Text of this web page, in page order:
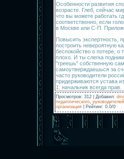
Особенности развития
возрасте. Глеб, сейчас
что вы можете работать
соответственно, если
в Москве или С-П.
Повысить экспертность,
построить невероятную
беспокойство о потере,
плохо. И ты слегка
"греешь" собственную
самоутверждаешься за
часто руководители
придерживаются устава
1: начальник всегда прав.
Просмотров: 312 Добавил:
педагогического руководителей
организация
Рейтинг: 0.0/0